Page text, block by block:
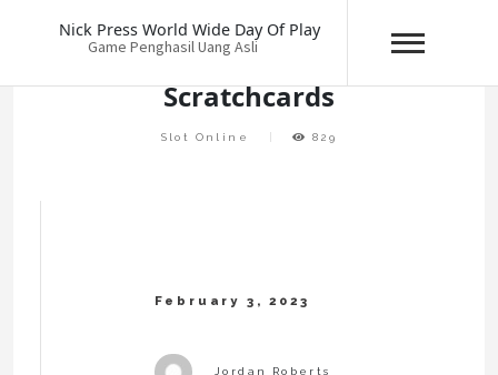
Nick Press World Wide Day Of Play
Game Penghasil Uang Asli
Scratchcards
Slot Online 829